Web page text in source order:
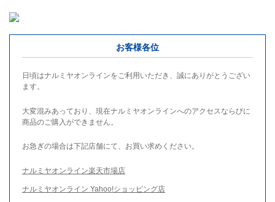
お客様各位
日頃はナルミヤオンラインをご利用いただき、誠にありがとうござい
ます。
大変混みあっており、現在ナルミヤオンラインへのアクセスならびに
商品のご購入ができません。
お急ぎの場合は下記店舗にて、お買い求めください。
ナルミヤオンライン楽天市場店
ナルミヤオンライン Yahoo!ショッピング店